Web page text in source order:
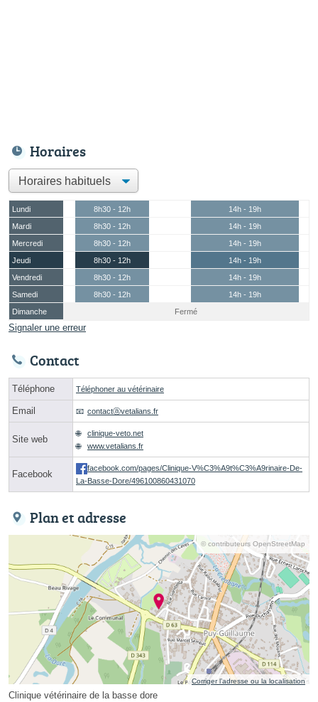
Horaires
Lundi 8h30 - 12h
14h - 19h
Mardi
8h30 - 12h
14h - 19h
Mercredi
8h30 - 12h
14h - 19h
Jeudi
8h30 - 12h
14h - 19h
Vendredi
8h30 - 12h
14h - 19h
Samedi
8h30 - 12h
14h - 19h
Dimanche
Fermé
Signaler une erreur
Contact
Téléphone Téléphoner au vétérinaire
Email contactⓐvetalians.fr
Site web
clinique-veto.net
www.vetalians.fr
Facebook
facebook.com/pages/Clinique-V%C3%A9t%C3%A9rinaire-De-
La-Basse-Dore/496100860431070
Plan et adresse
© contributeurs OpenStreetMap
Corriger l’adresse ou la localisation
Clinique vétérinaire de la basse dore